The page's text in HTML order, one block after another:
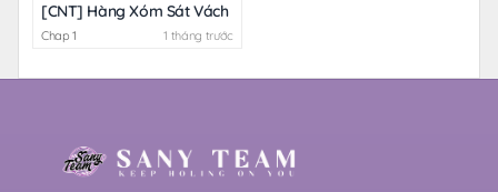
[CNT] Hàng Xóm Sát Vách
Chap 1 1 tháng trước